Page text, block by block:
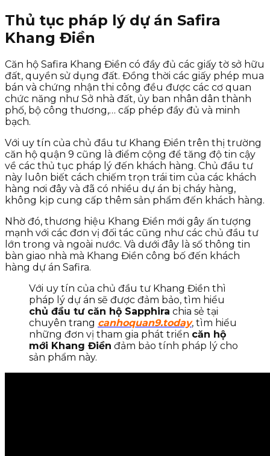
Thủ tục pháp lý dự án Safira
Khang Điền
Căn hộ Safira Khang Điền có đầy đủ các giấy tờ sở hữu
đất, quyền sử dụng đất. Đồng thời các giấy phép mua
bán và chứng nhận thi công đều được các cơ quan
chức năng như Sở nhà đất, ủy ban nhân dân thành
phố, bộ công thương,… cấp phép đầy đủ và minh
bạch.
Với uy tín của chủ đầu tư Khang Điền trên thị trường
căn hộ quận 9 cũng là điểm cộng để tăng độ tin cậy
về các thủ tục pháp lý đến khách hàng. Chủ đầu tư
này luôn biết cách chiếm trọn trái tim của các khách
hàng nơi đây và đã có nhiều dự án bị cháy hàng,
không kịp cung cấp thêm sản phẩm đến khách hàng.
Nhờ đó, thương hiệu Khang Điền mới gây ấn tượng
mạnh với các đơn vị đối tác cũng như các chủ đầu tư
lớn trong và ngoài nước. Và dưới đây là số thông tin
bàn giao nhà mà Khang Điền công bố đến khách
hàng dự án Safira.
Với uy tín của chủ đầu tư Khang Điền thì
pháp lý dự án sẽ được đảm bảo, tìm hiểu
chủ đầu tư căn hộ Sapphira chia sẻ tại
chuyên trang canhoquan9.today, tìm hiểu
những đơn vị tham gia phát triển căn hộ
mới Khang Điền đảm bảo tính pháp lý cho
sản phẩm này.